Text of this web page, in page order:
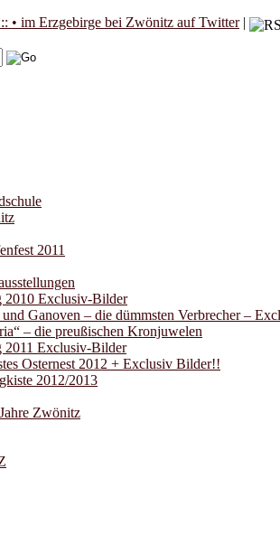
• im Erzgebirge bei Zwönitz auf Twitter|
2011
2010 Exclusiv-Bilder
Ganoven – die dümmsten Verbrecher –
– die preußischen Kronjuwelen
2011 Exclusiv-Bilder
Osternest 2012 + Exclusiv Bilder!!
2012/2013
Zwönitz